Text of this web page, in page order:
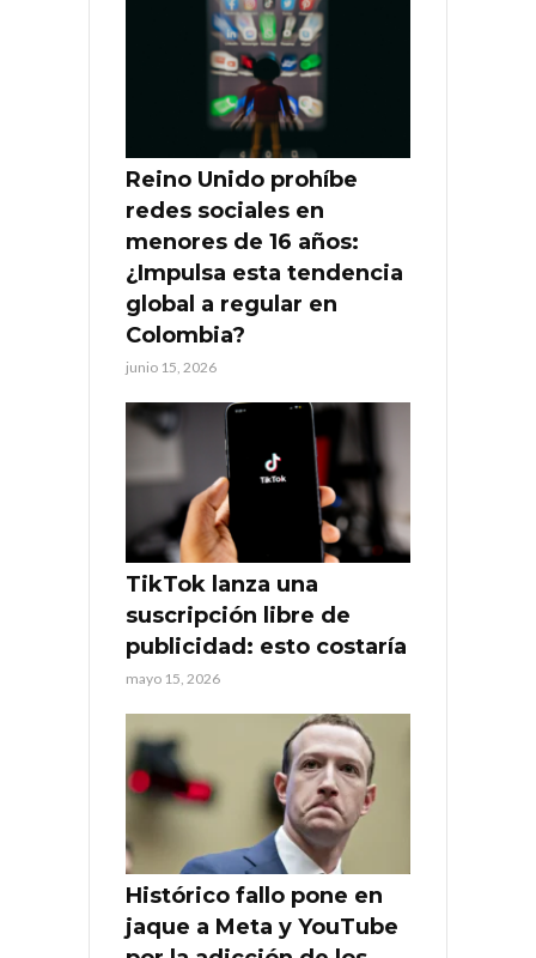
Reino Unido prohíbe
redes sociales en
menores de 16 años:
¿Impulsa esta tendencia
global a regular en
Colombia?
junio 15, 2026
TikTok lanza una
suscripción libre de
publicidad: esto costaría
mayo 15, 2026
Histórico fallo pone en
jaque a Meta y YouTube